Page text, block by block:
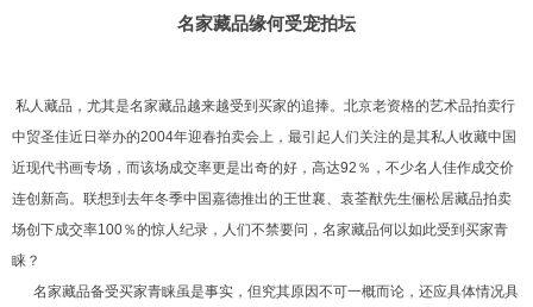
名家藏品缘何受宠拍坛
私人藏品，尤其是名家藏品越来越受到买家的追捧。北京老资格的艺术品拍卖行
中贸圣佳近日举办的2004年迎春拍卖会上，最引起人们关注的是其私人收藏中国
近现代书画专场，而该场成交率更是出奇的好，高达92％，不少名人佳作成交价
连创新高。联想到去年冬季中国嘉德推出的王世襄、袁荃猷先生俪松居藏品拍卖
场创下成交率100％的惊人纪录，人们不禁要问，名家藏品何以如此受到买家青
睐？
名家藏品备受买家青睐虽是事实，但究其原因不可一概而论，还应具体情况具